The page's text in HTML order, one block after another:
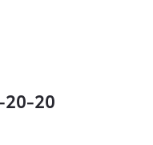
20-20